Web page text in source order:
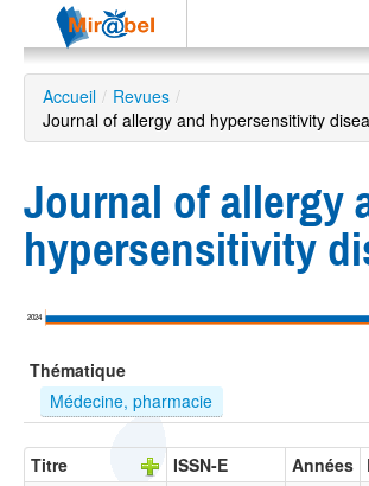
Le réseau
Soutien
avancée
ES
?
Accueil / Revues /
Journal of allergy and hypersensitivity
Journal of allergy
hypersensitivity
2024
Thématique
Médecine, pharmacie
Titre ISSN-E Années